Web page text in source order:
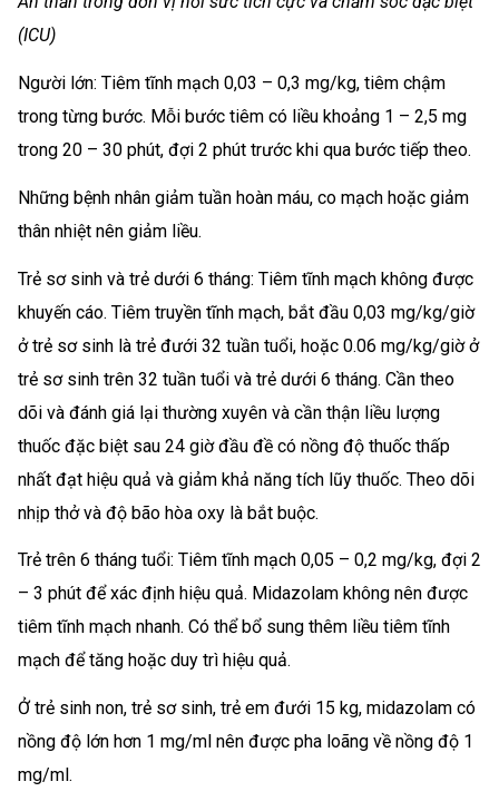
(ICU)
Người lớn: Tiêm tĩnh mạch 0,03 – 0,3 mg/kg, tiêm chậm
trong từng bước. Mỗi bước tiêm có liều khoảng 1 – 2,5 mg
trong 20 – 30 phút, đợi 2 phút trước khi qua bước tiếp theo.
Những bệnh nhân giảm tuần hoàn máu, co mạch hoặc giảm
thân nhiệt nên giảm liều.
Trẻ sơ sinh và trẻ dưới 6 tháng: Tiêm tĩnh mạch không được
khuyến cáo. Tiêm truyền tĩnh mạch, bắt đầu 0,03 mg/kg/giờ
ở trẻ sơ sinh là trẻ đưới 32 tuần tuổi, hoặc 0.06 mg/kg/giờ ở
trẻ sơ sinh trên 32 tuần tuổi và trẻ dưới 6 tháng. Cần theo
dõi và đánh giá lại thường xuyên và cần thận liều lượng
thuốc đặc biệt sau 24 giờ đầu đề có nồng độ thuốc thấp
nhất đạt hiệu quả và giảm khả năng tích lũy thuốc. Theo dõi
nhịp thở và độ bão hòa oxy là bắt buộc.
Trẻ trên 6 tháng tuổi: Tiêm tĩnh mạch 0,05 – 0,2 mg/kg, đợi 2
– 3 phút để xác định hiệu quả. Midazolam không nên được
tiêm tĩnh mạch nhanh. Có thể bổ sung thêm liều tiêm tĩnh
mạch để tăng hoặc duy trì hiệu quả.
Ở trẻ sinh non, trẻ sơ sinh, trẻ em đưới 15 kg, midazolam có
nồng độ lớn hơn 1 mg/ml nên được pha loãng về nồng độ 1
mg/ml.